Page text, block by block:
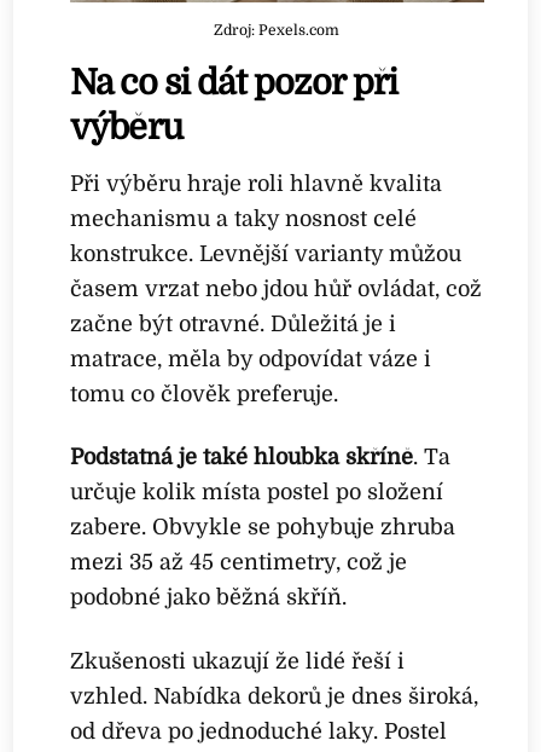
Zdroj: Pexels.com
Na co si dát pozor při
výběru
Při výběru hraje roli hlavně kvalita
mechanismu a taky nosnost celé
konstrukce. Levnější varianty můžou
časem vrzat nebo jdou hůř ovládat, což
začne být otravné. Důležitá je i
matrace, měla by odpovídat váze i
tomu co člověk preferuje.
Podstatná je také hloubka skříně. Ta
určuje kolik místa postel po složení
zabere. Obvykle se pohybuje zhruba
mezi 35 až 45 centimetry, což je
podobné jako běžná skříň.
Zkušenosti ukazují že lidé řeší i
vzhled. Nabídka dekorů je dnes široká,
od dřeva po jednoduché laky. Postel